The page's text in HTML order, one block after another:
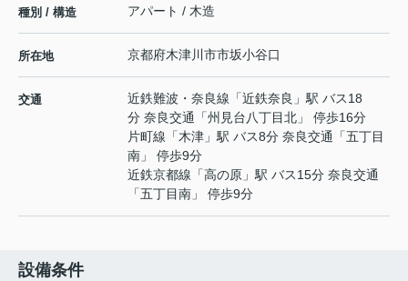
種別 / 構造 アパート / 木造
所在地 京都府木津川市市坂小谷口
交通 近鉄難波・奈良線 「近鉄奈良 」駅 バス18
分 奈良交通「州見台八丁目北」 停歩16分
片町線 「木津 」駅 バス8分 奈良交通「五丁目
南」 停歩9分
近鉄京都線 「高の原 」駅 バス15分 奈良交通
「五丁目南」 停歩9分
設備条件